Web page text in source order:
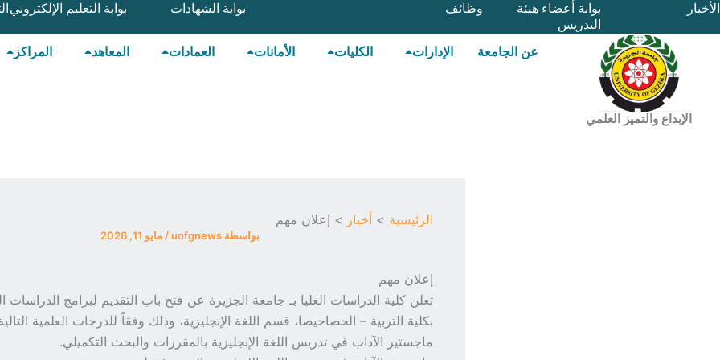
تخطي
إلى
الأخبار
بوابة أعضاء هيئة
التدريس
وظائف بوابة الشهادات بوابة التعليم الإلكتروني
الإبداع والتميز العلمي
عن الجامعة الإدارات الكليات الأمانات العمادات المعاهد المراكز
الرئيسية أخبار إعلان مهم
بواسطة uofgnews
/مايو 11, 2026
إعلان مهم
تعلن كلية الدراسات العليا بـ جامعة الجزيرة عن فتح باب التقديم لبرامج الدراسات
بكلية التربية – الحصاحيصا، قسم اللغة الإنجليزية، وذلك وفقاً للدرجات العلمية
ماجستير الآداب في تدريس اللغة الإنجليزية بالمقررات والبحث التكميلي.